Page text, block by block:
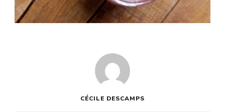
CÉCILE DESCAMPS